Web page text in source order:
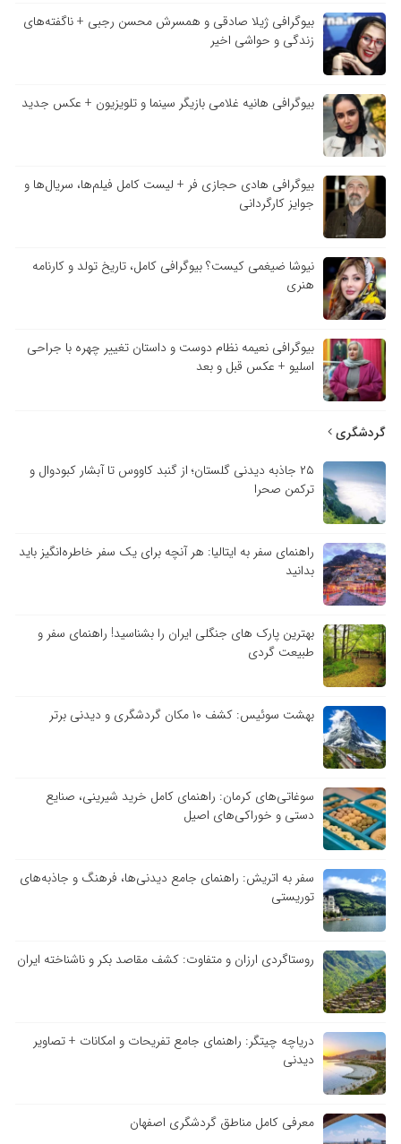
بیوگرافی ژیلا صادقی و همسرش محسن رجبی + ناگفته‌های
زندگی و حواشی اخیر
بیوگرافی هانیه غلامی بازیگر سینما و تلویزیون + عکس جدید
بیوگرافی هادی حجازی فر + لیست کامل فیلم‌ها، سریال‌ها و
جوایز کارگردانی
نیوشا ضیغمی کیست؟ بیوگرافی کامل، تاریخ تولد و کارنامه
هنری
بیوگرافی نعیمه نظام دوست و داستان تغییر چهره با جراحی
اسلیو + عکس قبل و بعد
گردشگری
۲۵ جاذبه دیدنی گلستان؛ از گنبد کاووس تا آبشار کبودوال و
ترکمن صحرا
راهنمای سفر به ایتالیا: هر آنچه برای یک سفر خاطره‌انگیز باید
بدانید
بهترین پارک های جنگلی ایران را بشناسید! راهنمای سفر و
طبیعت گردی
بهشت سوئیس: کشف ۱۰ مکان گردشگری و دیدنی برتر
سوغاتی‌های کرمان: راهنمای کامل خرید شیرینی، صنایع
دستی و خوراکی‌های اصیل
سفر به اتریش: راهنمای جامع دیدنی‌ها، فرهنگ و جاذبه‌های
توریستی
روستاگردی ارزان و متفاوت: کشف مقاصد بکر و ناشناخته ایران
دریاچه چیتگر: راهنمای جامع تفریحات و امکانات + تصاویر
دیدنی
معرفی کامل مناطق گردشگری اصفهان